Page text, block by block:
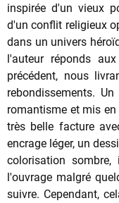
inspirée d'un vieux
d'un conflit religieux
dans un univers
l'auteur réponds
précédent, nous
rebondissements.
romantisme et mis
très belle facture
encrage léger, un
colorisation
l'ouvrage malgré
suivre. Cependant,